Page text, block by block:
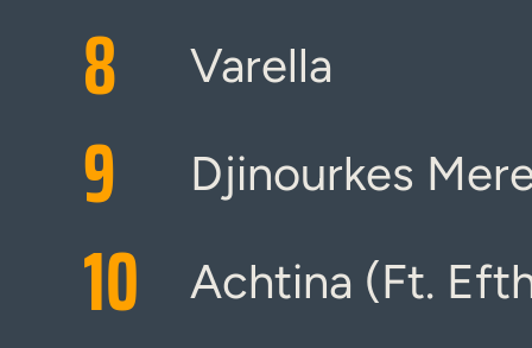
8 Varella
9 Djinourkes
10 Achtina (Ft.